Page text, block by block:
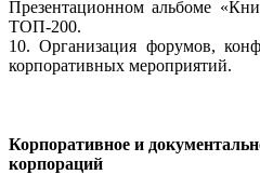
Презентационном альбоме
ТОП-200.
10. Организация форумов,
корпоративных мероприятий.
Корпоративное и
корпораций